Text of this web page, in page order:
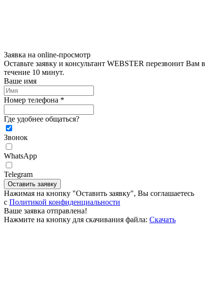
Заявка на online-просмотр
Оставьте заявку и консультант WEBSTER перезвонит Вам в
течение 10 минут.
Ваше имя
Номер телефона *
Где удобнее общаться?
Звонок
WhatsApp
Telegram
Оставить заявку
Нажимая на кнопку "Оставить заявку", Вы соглашаетесь
c Политикой конфиденциальности
Ваше заявка отправлена!
Нажмите на кнопку для скачивания файла: Скачать